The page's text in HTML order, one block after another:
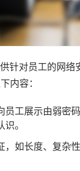
针对员工的网
内容：
员工展示由弱密
。
，如长度、复杂